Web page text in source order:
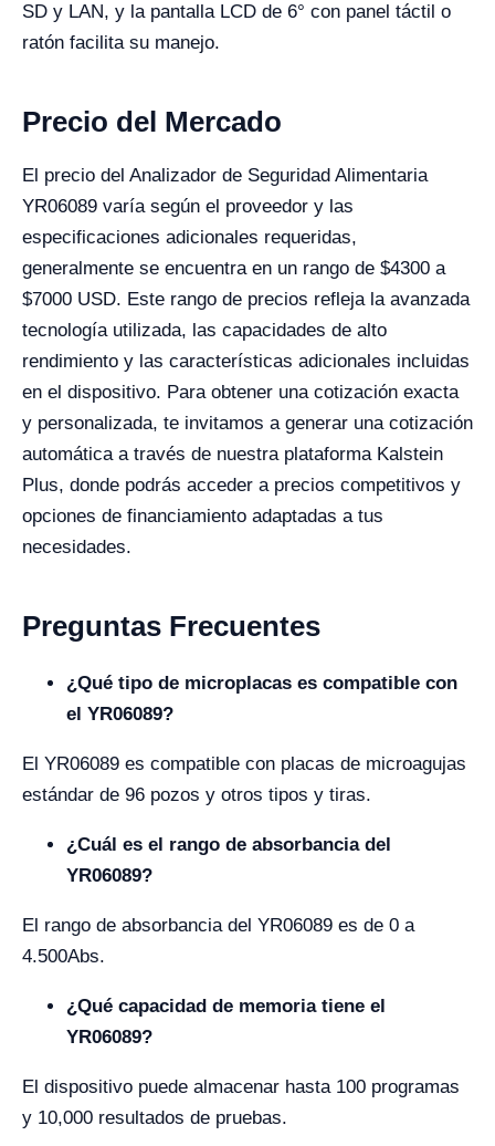
SD y LAN, y la pantalla LCD de 6° con panel táctil o
ratón facilita su manejo.
Precio del Mercado
El precio del Analizador de Seguridad Alimentaria
YR06089 varía según el proveedor y las
especificaciones adicionales requeridas,
generalmente se encuentra en un rango de $4300 a
$7000 USD. Este rango de precios refleja la avanzada
tecnología utilizada, las capacidades de alto
rendimiento y las características adicionales incluidas
en el dispositivo. Para obtener una cotización exacta
y personalizada, te invitamos a generar una cotización
automática a través de nuestra plataforma Kalstein
Plus, donde podrás acceder a precios competitivos y
opciones de financiamiento adaptadas a tus
necesidades.
Preguntas Frecuentes
¿Qué tipo de microplacas es compatible con
el YR06089?
El YR06089 es compatible con placas de microagujas
estándar de 96 pozos y otros tipos y tiras.
¿Cuál es el rango de absorbancia del
YR06089?
El rango de absorbancia del YR06089 es de 0 a
4.500Abs.
¿Qué capacidad de memoria tiene el
YR06089?
El dispositivo puede almacenar hasta 100 programas
y 10,000 resultados de pruebas.